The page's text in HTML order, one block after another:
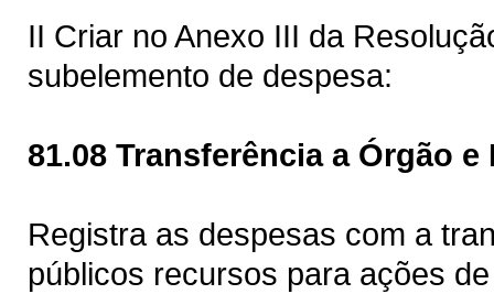
II Criar no Anexo III da
subelemento de despesa:
81.08 Transferência a Órgão
Registra as despesas com a
públicos recursos para ações